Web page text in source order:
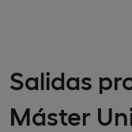
Salidas
Máster